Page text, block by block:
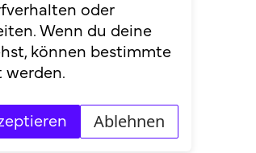
mit
oder
Wenn du deine
können bestimmte
werden.
Ablehnen